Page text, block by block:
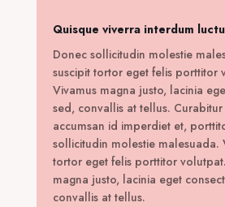
Quisque viverra interdum
Donec sollicitudin molestie
suscipit tortor eget felis porttitor
Vivamus magna justo, lacinia
sed, convallis at tellus.
accumsan id imperdiet et,
sollicitudin molestie malesuada.
tortor eget felis porttitor
magna justo, lacinia eget
convallis at tellus.